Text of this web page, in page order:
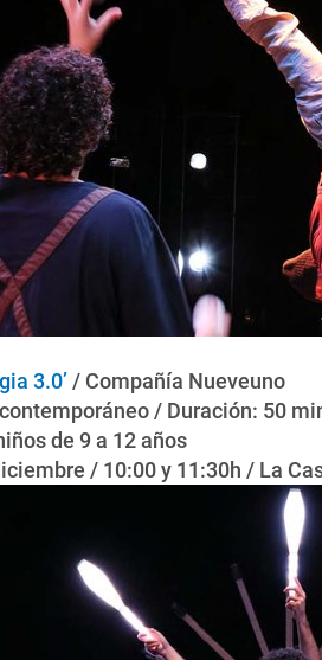
3.0’ / Compañía Nueveuno
/ Duración: 50
de 9 a 12 años
/ 10:00 y 11:30h / La